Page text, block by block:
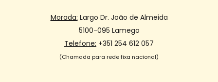
Morada: Largo Dr. João de Almeida
5100-095 Lamego
Telefone: +351 254 612 057
(Chamada para rede fixa nacional)